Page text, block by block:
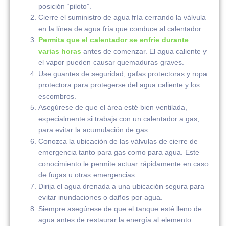
posición “piloto”.
Cierre el suministro de agua fría cerrando la válvula
en la línea de agua fría que conduce al calentador.
Permita que el calentador se enfríe durante
varias horas antes de comenzar. El agua caliente y
el vapor pueden causar quemaduras graves.
Use guantes de seguridad, gafas protectoras y ropa
protectora para protegerse del agua caliente y los
escombros.
Asegúrese de que el área esté bien ventilada,
especialmente si trabaja con un calentador a gas,
para evitar la acumulación de gas.
Conozca la ubicación de las válvulas de cierre de
emergencia tanto para gas como para agua. Este
conocimiento le permite actuar rápidamente en caso
de fugas u otras emergencias.
Dirija el agua drenada a una ubicación segura para
evitar inundaciones o daños por agua.
Siempre asegúrese de que el tanque esté lleno de
agua antes de restaurar la energía al elemento